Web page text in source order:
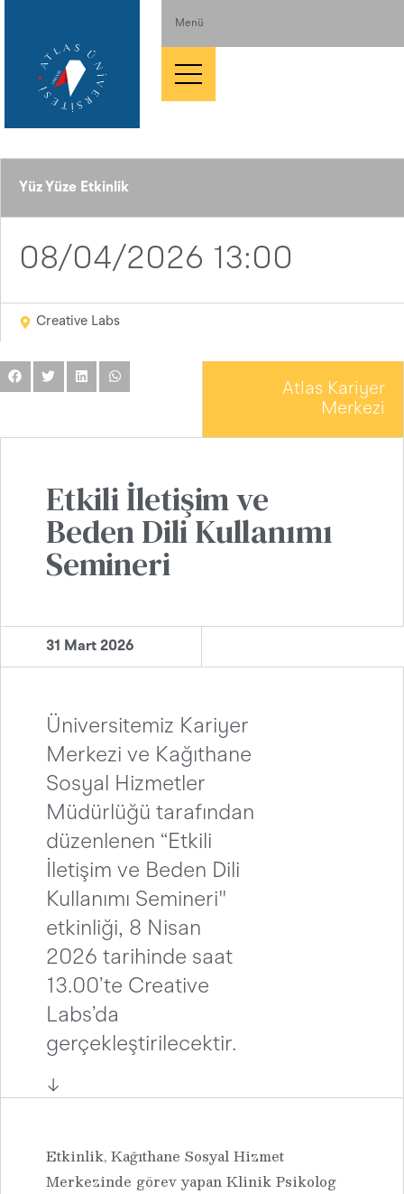
Menü
Yüz Yüze Etkinlik
08/04/2026 13:00
Creative Labs
Atlas Kariyer
Merkezi
Etkili İletişim ve
Beden Dili Kullanımı
Semineri
31 Mart 2026
Üniversitemiz Kariyer
Merkezi ve Kağıthane
Sosyal Hizmetler
Müdürlüğü tarafından
düzenlenen “Etkili
İletişim ve Beden Dili
Kullanımı Semineri''
etkinliği, 8 Nisan
2026 tarihinde saat
13.00’te Creative
Labs’da
gerçekleştirilecektir.
↓
Etkinlik, Kağıthane Sosyal Hizmet
Merkezinde görev yapan Klinik Psikolog